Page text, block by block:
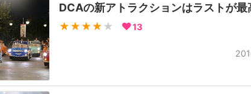
DCAの新アトラクションはラストが最
★★★★ ★ 13